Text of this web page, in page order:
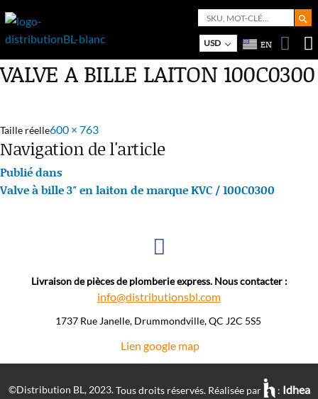
Search
for:
Search
USD EN
VALVE A BILLE LAITON 100C0300
Taille réelle600 × 763
Navigation de l'article
Publié dans
Valve à bille 3″ en laiton de marque KVC / 100C0300
Livraison de pièces de plomberie express. Nous contacter :
info@distributionsbl.com
1737 Rue Janelle, Drummondville, QC J2C 5S5 ​
Lien google map
©Distribution BL, 2023.Tous droits réservés. Réalisée par : Idhea